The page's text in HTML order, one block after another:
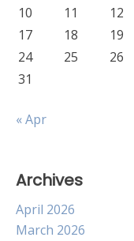
10
11 12
17
18 19
24
25 26
31
« Apr
Archives
April 2026
March 2026